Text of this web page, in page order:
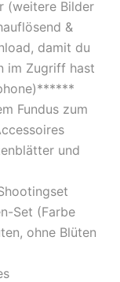
(weitere Bilder
&
damit du
im Zugriff hast
Fundus zum
und
Set (Farbe
ohne Blüten